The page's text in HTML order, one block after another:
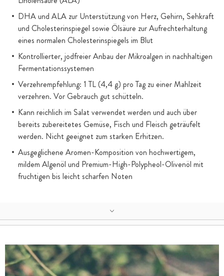
DHA und ALA zur Unterstützung von Herz, Gehirn, Sehkraft
und Cholesterinspiegel sowie Ölsäure zur Aufrechterhaltung
eines normalen Cholesterinspiegels im Blut
Kontrollierter, jodfreier Anbau der Mikroalgen in nachhaltigen
Fermentationssystemen
Verzehrempfehlung: 1 TL (4,4 g) pro Tag zu einer Mahlzeit
verzehren. Vor Gebrauch gut schütteln.
Kann reichlich im Salat verwendet werden und auch über
bereits zubereitetes Gemüse, Fisch und Fleisch geträufelt
werden. Nicht geeignet zum starken Erhitzen.
Ausgeglichene Aromen-Komposition von hochwertigem,
mildem Algenöl und Premium-High-Polypheol-Olivenöl mit
fruchtigen bis leicht scharfen Noten